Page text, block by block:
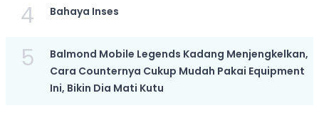
4 Bahaya Inses
5
Balmond Mobile Legends Kadang Menjengkelkan,
Cara Counternya Cukup Mudah Pakai Equipment
Ini, Bikin Dia Mati Kutu